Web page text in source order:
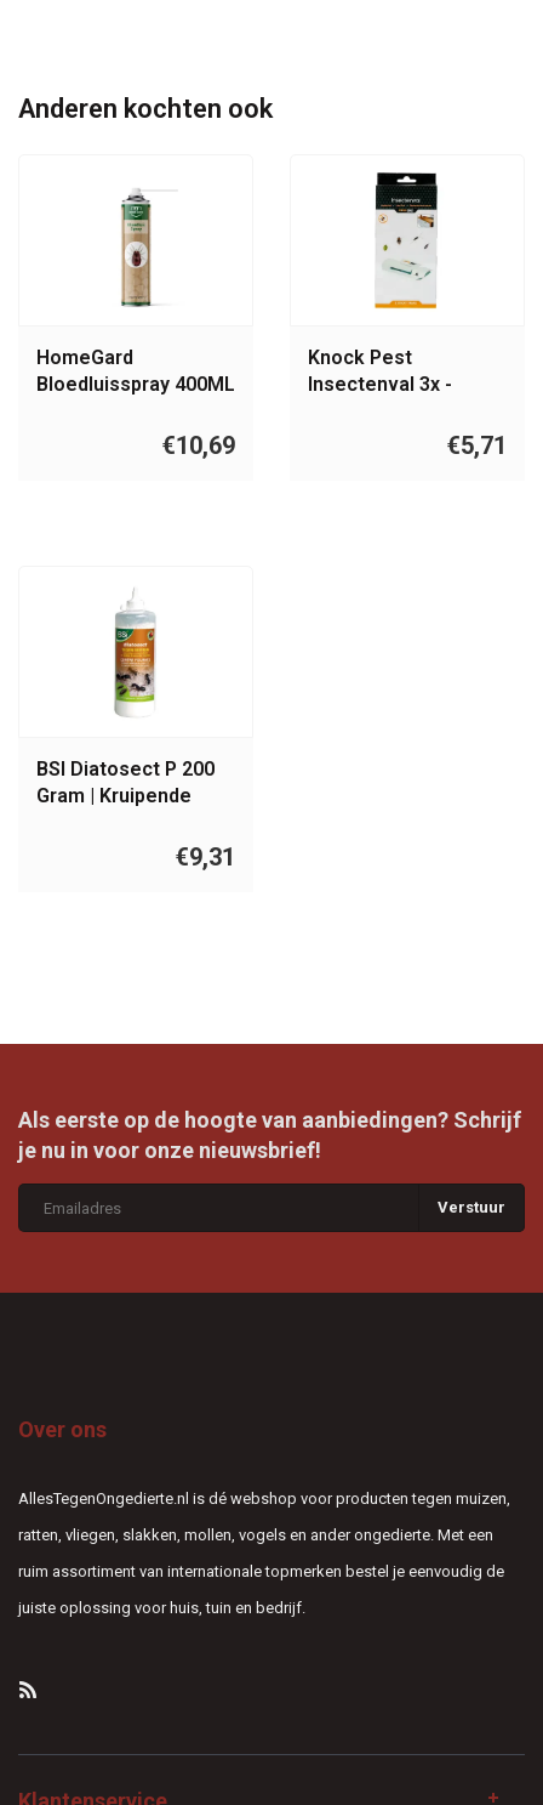
Anderen kochten ook
HomeGard
Bloedluisspray 400ML
€10,69
Knock Pest
Insectenval 3x -
€5,71
BSI Diatosect P 200
Gram | Kruipende
€9,31
Als eerste op de hoogte van aanbiedingen? Schrijf
je nu in voor onze nieuwsbrief!
Verstuur
Over ons
AllesTegenOngedierte.nl is dé webshop voor producten tegen muizen,
ratten, vliegen, slakken, mollen, vogels en ander ongedierte. Met een
ruim assortiment van internationale topmerken bestel je eenvoudig de
juiste oplossing voor huis, tuin en bedrijf.